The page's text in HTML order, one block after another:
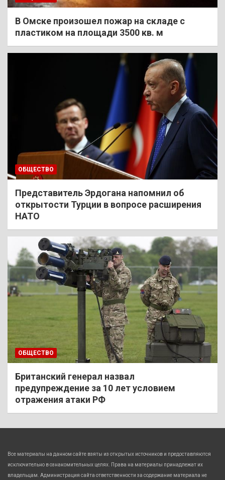
В Омске произошел пожар на складе с
пластиком на площади 3500 кв. м
ОБЩЕСТВО
Представитель Эрдогана напомнил об
открытости Турции в вопросе расширения
НАТО
ОБЩЕСТВО
Британский генерал назвал
предупреждение за 10 лет условием
отражения атаки РФ
Все материалы на данном сайте взяты из открытых источников и предоставляются
исключительно в ознакомительных целях. Права на материалы принадлежат их
владельцам. Администрация сайта ответственности за содержание материала не